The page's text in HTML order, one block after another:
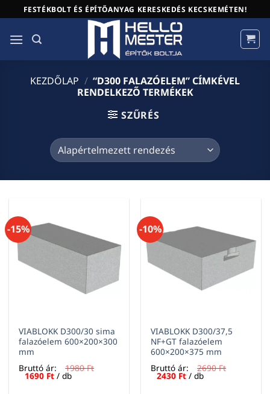
to
content
FESTÉKBOLT ÉS ÉPÍTŐANYAG KERESKEDÉS KECSKEMÉTEN!
KEZDŐLAP / “D300 FALAZÓELEM” CÍMKÉVEL
RENDELKEZŐ TERMÉKEK
SZŰRÉS
-15%
VIABLOKK D300/30 sima
falazóelem 600×200×300
mm
Bruttó ár:
1980Ft
Original
price
1690 FtCurrent
price
/ db
-10%
VIABLOKK D300/37,5
NF+GT falazóelem
600×200×375 mm
Bruttó ár:
2690Ft
Original
price
2430 FtCurrent
price
/ db